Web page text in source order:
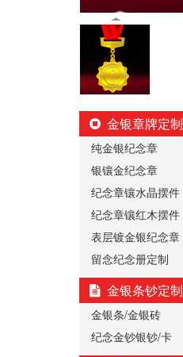
金银章牌定制
纯金银纪念章
银镶金纪念章
纪念章镶水晶摆件
纪念章镶红木摆件
表层镀金银纪念章
留念纪念册定制
金银条钞定制
金银条/金银砖
纪念金钞银钞/卡